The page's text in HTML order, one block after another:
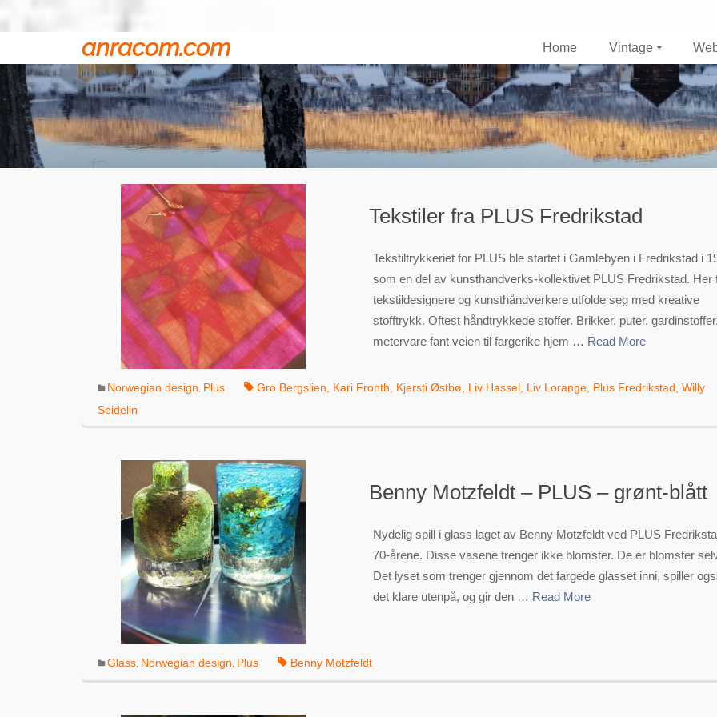
anracom.com Home Vintage
Plus
Tekstiler fra PLUS Fredrikstad
Tekstiltrykkeriet for PLUS ble startet i Gamlebyen i Fredrikstad i
som en del av kunsthandverks-kollektivet PLUS Fredrikstad. Her
tekstildesignere og kunsthåndverkere utfolde seg med kreative
stofftrykk. Oftest håndtrykkede stoffer. Brikker, puter,
metervare fant veien til fargerike hjem … Read More
Norwegian design Plus Gro Bergslien Kari Fronth Kjersti Østbø Liv Hassel Liv Lorange Plus Fredrikstad Willy
Seidelin
Benny Motzfeldt – PLUS – grønt-blått
Nydelig spill i glass laget av Benny Motzfeldt ved PLUS
70-årene. Disse vasene trenger ikke blomster. De er blomster
Det lyset som trenger gjennom det fargede glasset inni, spiller
det klare utenpå, og gir den … Read More
Glass Norwegian design Plus Benny Motzfeldt